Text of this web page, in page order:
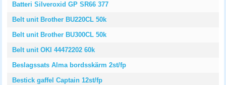
Batteri Silveroxid GP SR66 377
Belt unit Brother BU220CL 50k
Belt unit Brother BU300CL 50k
Belt unit OKI 44472202 60k
Beslagssats Alma bordsskärm 2st/fp
Bestick gaffel Captain 12st/fp